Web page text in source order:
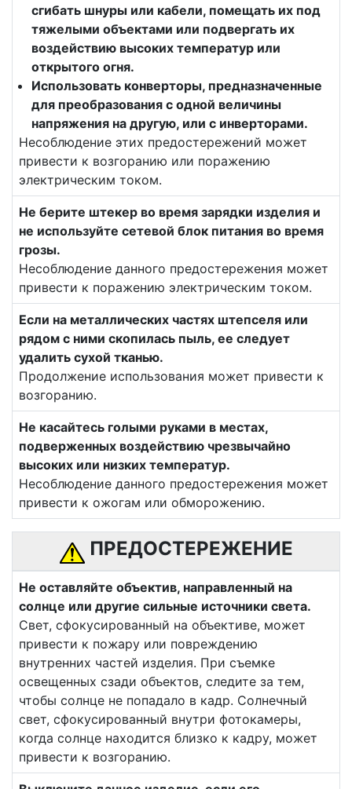
сгибать шнуры или кабели, помещать их под
тяжелыми объектами или подвергать их
воздействию высоких температур или
открытого огня.
Использовать конверторы, предназначенные
для преобразования с одной величины
напряжения на другую, или с инверторами.
Несоблюдение этих предостережений может
привести к возгоранию или поражению
электрическим током.
Не берите штекер во время зарядки изделия и
не используйте сетевой блок питания во время
грозы.
Несоблюдение данного предостережения может
привести к поражению электрическим током.
Если на металлических частях штепселя или
рядом с ними скопилась пыль, ее следует
удалить сухой тканью.
Продолжение использования может привести к
возгоранию.
Не касайтесь голыми руками в местах,
подверженных воздействию чрезвычайно
высоких или низких температур.
Несоблюдение данного предостережения может
привести к ожогам или обморожению.
ПРЕДОСТЕРЕЖЕНИЕ
Не оставляйте объектив, направленный на
солнце или другие сильные источники света.
Свет, сфокусированный на объективе, может
привести к пожару или повреждению
внутренних частей изделия. При съемке
освещенных сзади объектов, следите за тем,
чтобы солнце не попадало в кадр. Солнечный
свет, сфокусированный внутри фотокамеры,
когда солнце находится близко к кадру, может
привести к возгоранию.